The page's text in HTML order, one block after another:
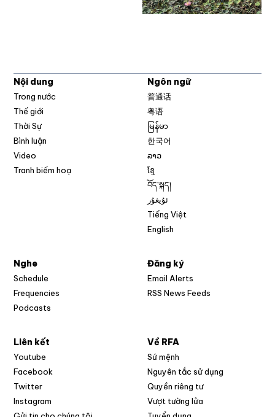
Nội dung
Trong nước
Thế giới
Thời Sự
Bình luận
Video
Tranh biếm hoạ
Ngôn ngữ
普通话
粤语
မြန်မာ
한국어
ລາວ
ខ្មែ
བོད་སྐད།
ئۇيغۇر
Tiếng Việt
English
Nghe
Schedule
Frequencies
Podcasts
Đăng ký
Email Alerts
RSS News Feeds
Liên kết
Youtube
Facebook
Twitter
Instagram
Về RFA
Sứ mệnh
Nguyên tắc sử dụng
Quyền riêng tư
Vượt tường lửa